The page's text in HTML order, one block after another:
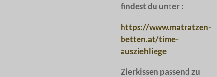
findest du unter :
https://www.matratzen-
betten.at/time-
ausziehliege
Zierkissen passend zu